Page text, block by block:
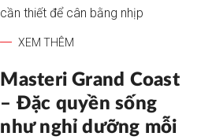
cần thiết để cân bằng nhịp
XEM THÊM
Masteri Grand Coast
– Đặc quyền sống
như nghỉ dưỡng mỗi